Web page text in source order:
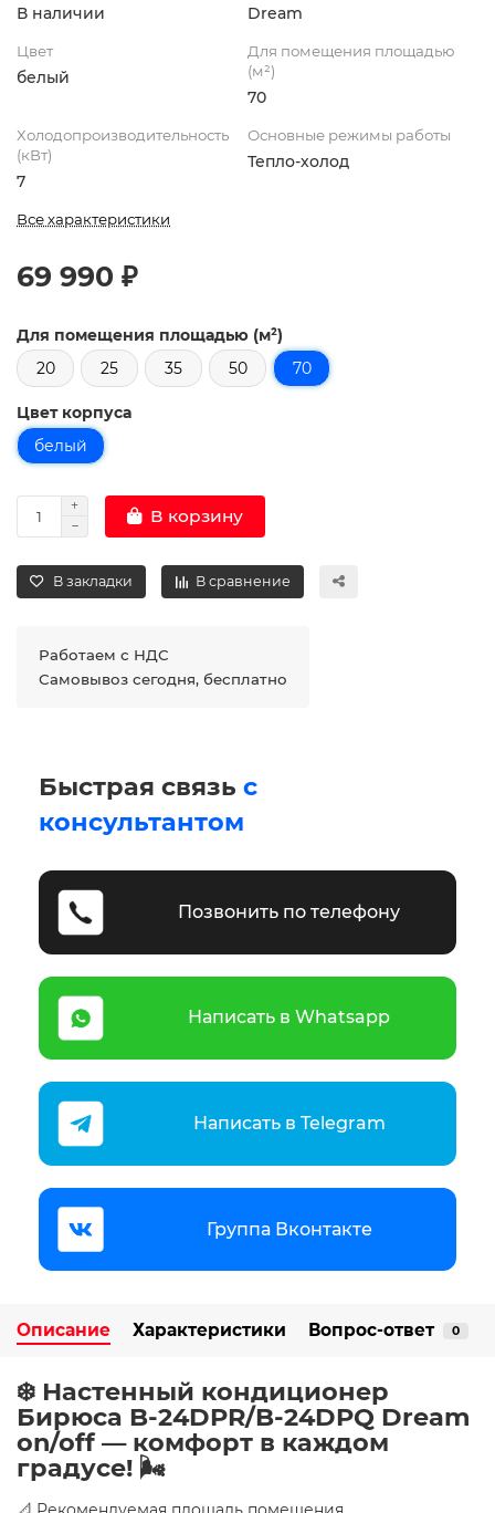
В наличии Dream
Цвет
белый
Для помещения площадью
(м²)
70
Холодопроизводительность
(кВт)
7
Основные режимы работы
Тепло-холод
Все характеристики
69 990 ₽
Для помещения площадью (м²)
20
25 35 50 70
Цвет корпуса
белый
В корзину
В закладки В сравнение
Работаем с НДС
Самовывоз сегодня, бесплатно
Быстрая связь с
консультантом
Позвонить по телефону
Написать в Whatsapp
Написать в Telegram
Группа Вконтакте
Описание Характеристики Вопрос-ответ 0
❄️ Настенный кондиционер
Бирюса B-24DPR/B-24DPQ Dream
on/off — комфорт в каждом
градусе! 🌬️